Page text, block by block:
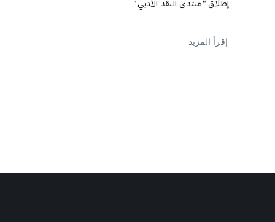
إطلاق "منتدى النقد الأدبي"
إقرأ المزيد